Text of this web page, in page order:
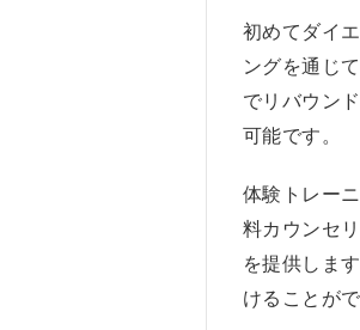
初めてダイ
ングを通じ
でリバウン
可能です。
体験トレー
料カウンセ
を提供しま
けることがで